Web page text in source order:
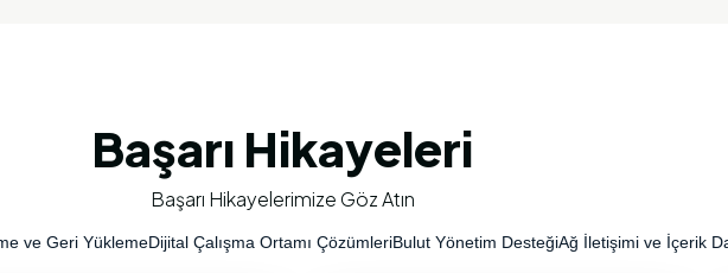
Başarı Hikayeleri
Başarı Hikayelerimize Göz Atın
ve Geri YüklemeDijital Çalışma Ortamı ÇözümleriBulut Yönetim DesteğiAğ İletişimi ve İçerik